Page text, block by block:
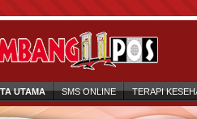
UTAMA SMS ONLINE TERAPI